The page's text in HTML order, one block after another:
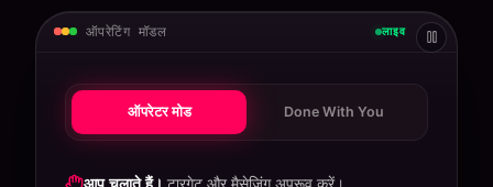
ऑपरेटिंग मॉडल लाइव
ऑपरेटर मोड Done With You